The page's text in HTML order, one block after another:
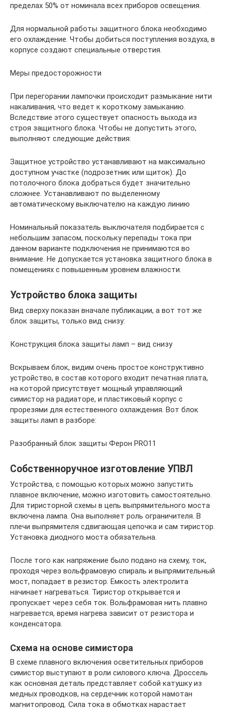
пределах 50% от номинала всех приборов освещения.
Для нормальной работы защитного блока необходимо
его охлаждение. Чтобы добиться поступления воздуха, в
корпусе создают специальные отверстия.
Меры предосторожности
При перегорании лампочки происходит размыкание нити
накаливания, что ведет к короткому замыканию.
Вследствие этого существует опасность выхода из
строя защитного блока. Чтобы не допустить этого,
выполняют следующие действия:
Защитное устройство устанавливают на максимально
доступном участке (подрозетник или щиток). До
потолочного блока добраться будет значительно
сложнее. Устанавливают по выделенному
автоматическому выключателю на каждую линию
Номинальный показатель выключателя подбирается с
небольшим запасом, поскольку перепады тока при
данном варианте подключения не принимаются во
внимание. Не допускается установка защитного блока в
помещениях с повышенным уровнем влажности.
Устройство блока защиты
Вид сверху показан вначале публикации, а вот тот же
блок защиты, только вид снизу:
Конструкция блока защиты ламп – вид снизу
Вскрываем блок, видим очень простое конструктивно
устройство, в состав которого входит печатная плата,
на которой присутствует мощный управляющий
симистор на радиаторе, и пластиковый корпус с
прорезями для естественного охлаждения. Вот блок
защиты ламп в разборе:
Разобранный блок защиты Ферон PRO11
Собственноручное изготовление УПВЛ
Устройства, с помощью которых можно запустить
плавное включение, можно изготовить самостоятельно.
Для тиристорной схемы в цепь выпрямительного моста
включена лампа. Она выполняет роль ограничителя. В
плечи выпрямителя сдвигающая цепочка и сам тиристор.
Установка диодного моста обязательна.
После того как напряжение было подано на схему, ток,
проходя через вольфрамовую спираль и выпрямительный
мост, попадает в резистор. Емкость электролита
начинает нагреваться. Тиристор открывается и
пропускает через себя ток. Вольфрамовая нить плавно
нагревается, время нагрева зависит от резистора и
конденсатора.
Схема на основе симистора
В схеме плавного включения осветительных приборов
симистор выступают в роли силового ключа. Дроссель
как основная деталь представляет собой катушку из
медных проводков, на сердечник которой намотан
магнитопровод. Сила тока в обмотках нарастает